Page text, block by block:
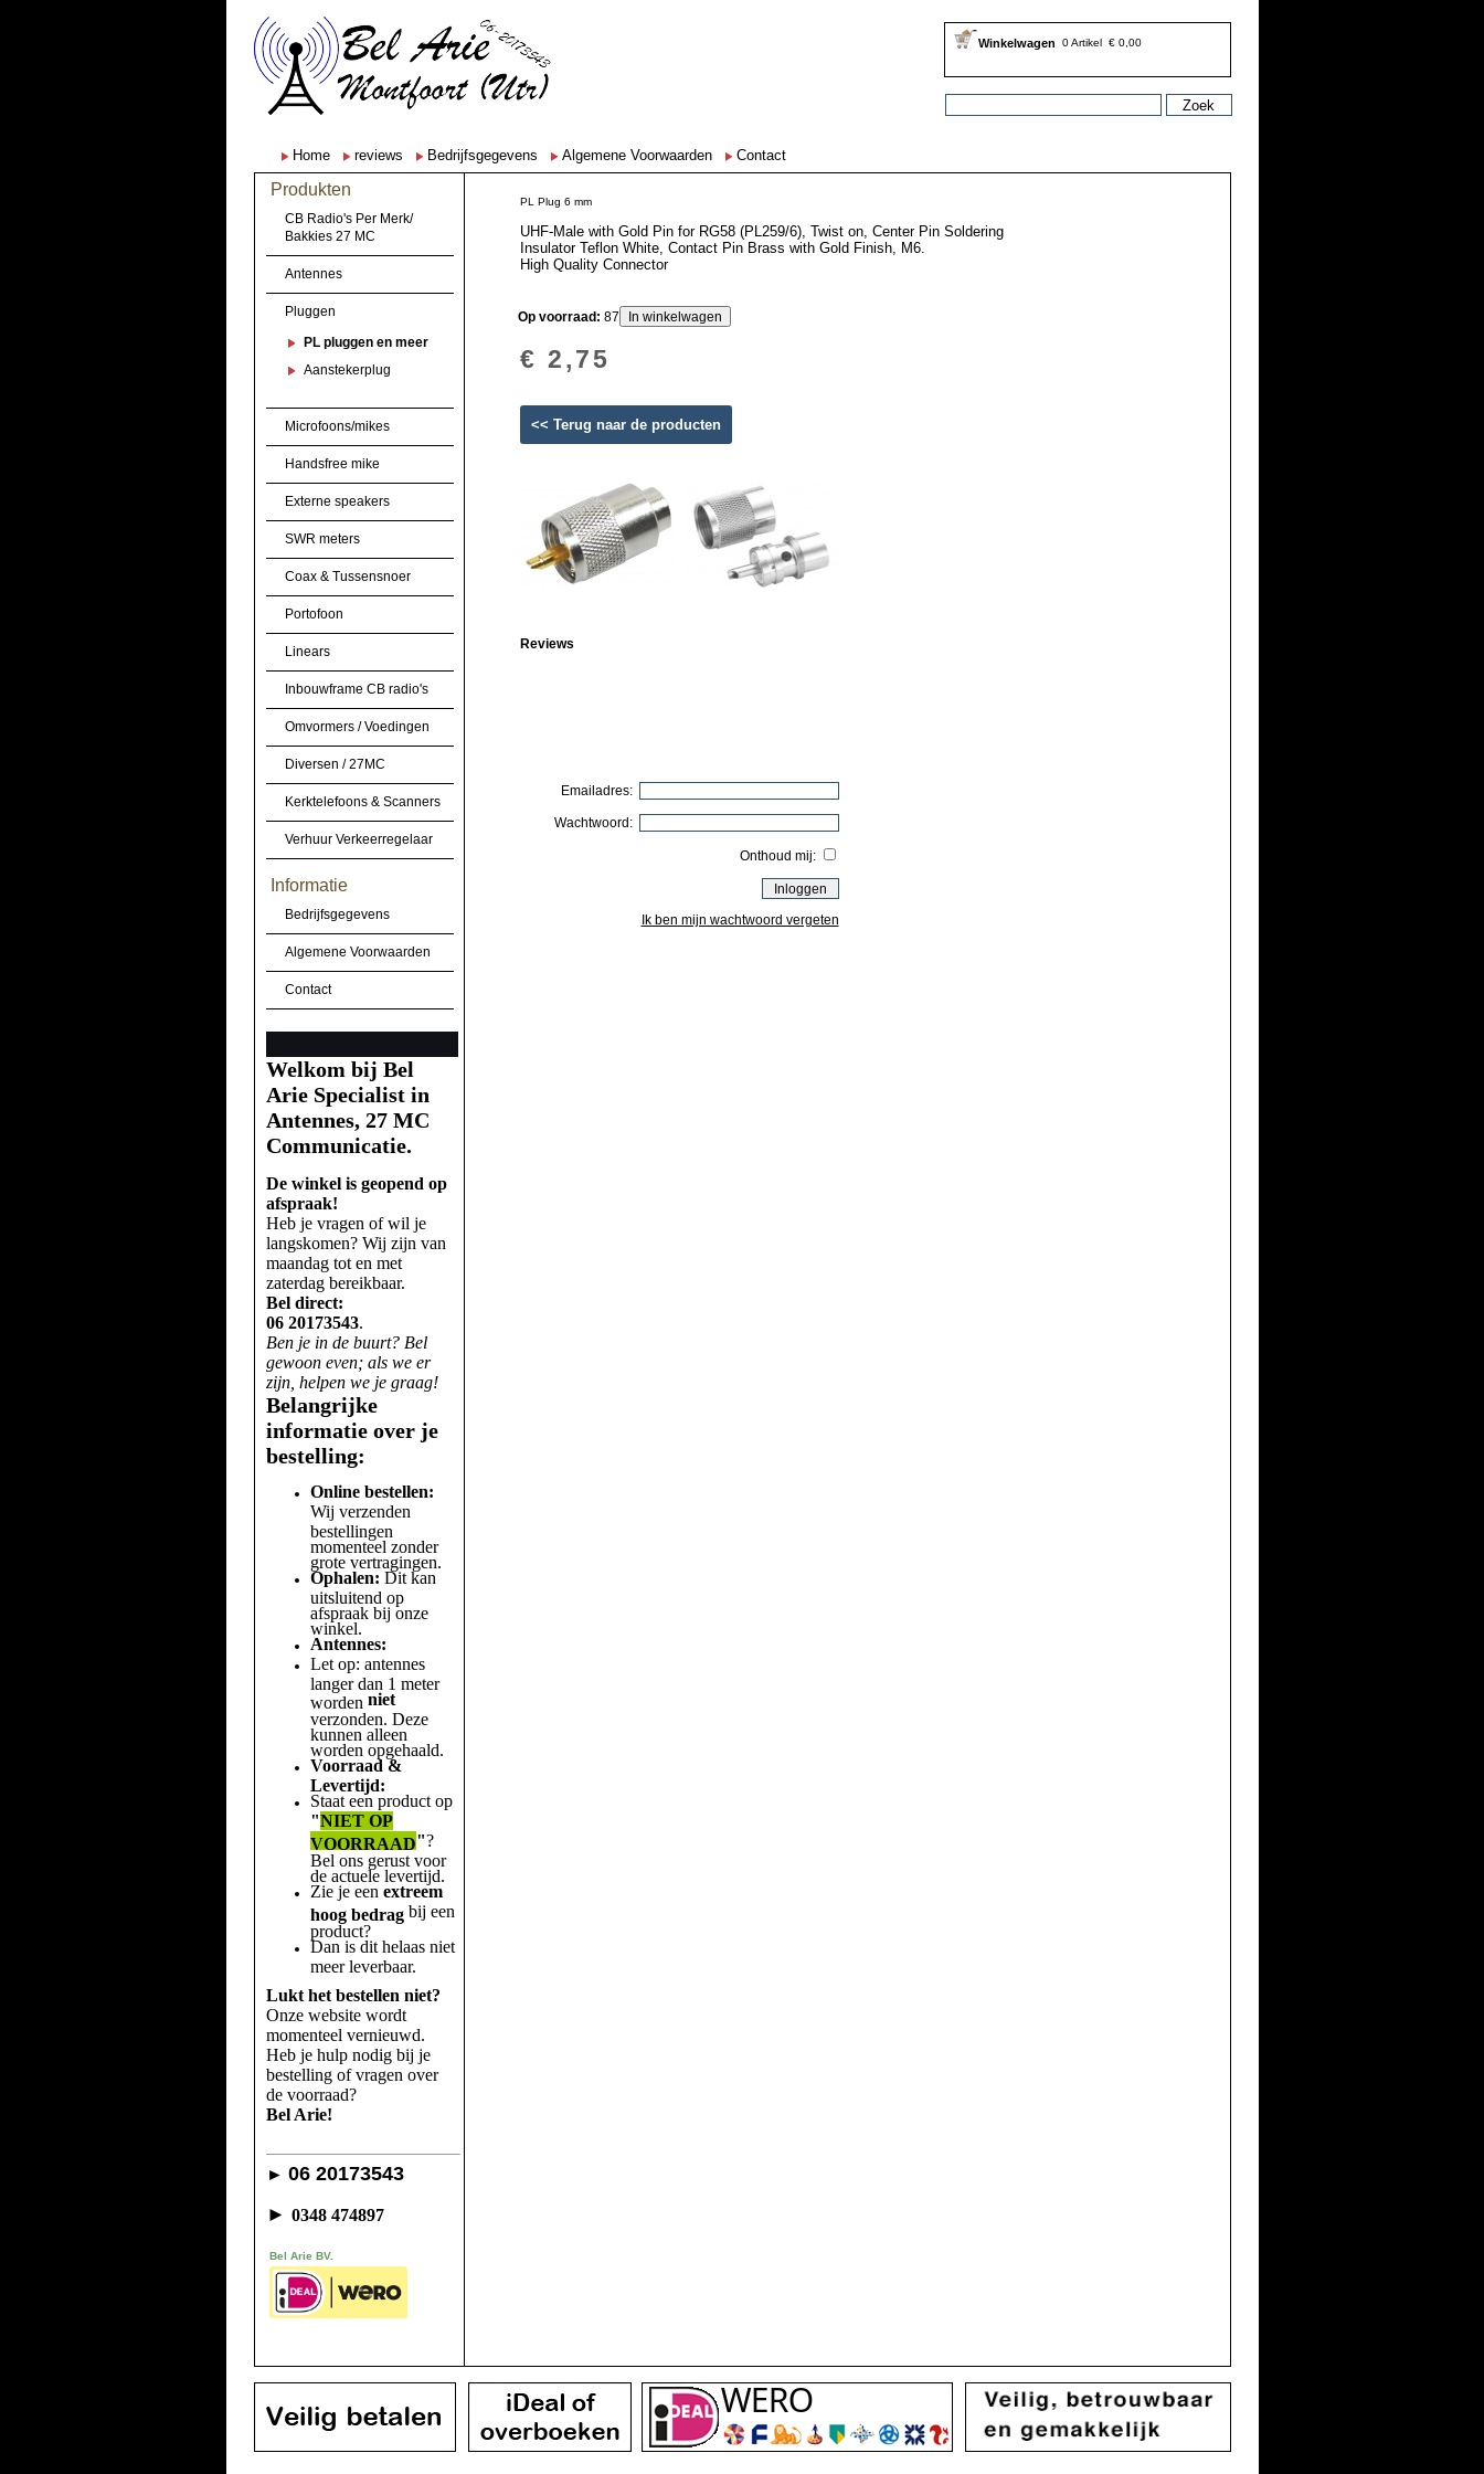
Winkelwagen 0 Artikel € 0,00
Home reviews Bedrijfsgegevens Algemene Voorwaarden Contact
Produkten
CB Radio's Per Merk/
Bakkies 27 MC
Antennes
Pluggen
PL pluggen en meer
Aanstekerplug
Microfoons/mikes
Handsfree mike
Externe speakers
SWR meters
Coax & Tussensnoer
Portofoon
Linears
Inbouwframe CB radio's
Omvormers / Voedingen
Diversen / 27MC
Kerktelefoons & Scanners
Verhuur Verkeerregelaar
Informatie
Bedrijfsgegevens
Algemene Voorwaarden
Contact
Welkom bij Bel
Arie Specialist in
Antennes, 27 MC
Communicatie.
De winkel is geopend op
afspraak!
Heb je vragen of wil je
langskomen? Wij zijn van
maandag tot en met
zaterdag bereikbaar.
Bel direct:
06 20173543.
Ben je in de buurt? Bel
gewoon even; als we er
zijn, helpen we je graag!
Belangrijke
informatie over je
bestelling:
Online bestellen:
Wij verzenden
bestellingen
momenteel zonder
grote vertragingen.
Ophalen: Dit kan
uitsluitend op
afspraak bij onze
winkel.
Antennes:
Let op: antennes
langer dan 1 meter
worden niet
verzonden. Deze
kunnen alleen
worden opgehaald.
Voorraad &
Levertijd:
Staat een product op
"NIET OP
VOORRAAD"?
Bel ons gerust voor
de actuele levertijd.
Zie je een extreem
hoog bedragbij een
product?
Dan is dit helaas niet
meer leverbaar.
Lukt het bestellen niet?
Onze website wordt
momenteel vernieuwd.
Heb je hulp nodig bij je
bestelling of vragen over
de voorraad?
Bel Arie!
► 06 20173543
► 0348 474897
Bel Arie BV.
PL Plug 6 mm
UHF-Male with Gold Pin for RG58 (PL259/6), Twist on, Center Pin Soldering
Insulator Teflon White, Contact Pin Brass with Gold Finish, M6.
High Quality Connector
Op voorraad: 87
€ 2,75
<< Terug naar de producten
Reviews
Emailadres:
Wachtwoord:
Onthoud mij:
Ik ben mijn wachtwoord vergeten